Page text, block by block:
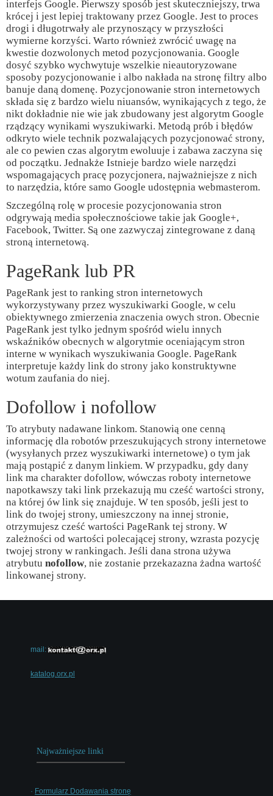
interfejs Google. Pierwszy sposób jest skuteczniejszy, trwa
krócej i jest lepiej traktowany przez Google. Jest to proces
drogi i długotrwały ale przynoszący w przyszłości
wymierne korzyści. Warto również zwrócić uwagę na
kwestie dozwolonych metod pozycjonowania. Google
dosyć szybko wychwytuje wszelkie nieautoryzowane
sposoby pozycjonowanie i albo nakłada na stronę filtry albo
banuje daną domenę. Pozycjonowanie stron internetowych
składa się z bardzo wielu niuansów, wynikających z tego, że
nikt dokładnie nie wie jak zbudowany jest algorytm Google
rządzący wynikami wyszukiwarki. Metodą prób i błędów
odkryto wiele technik pozwalających pozycjonować strony,
ale co pewien czas algorytm ewoluuje i zabawa zaczyna się
od początku. Jednakże Istnieje bardzo wiele narzędzi
wspomagających pracę pozycjonera, najważniejsze z nich
to narzędzia, które samo Google udostępnia webmasterom.
Szczególną rolę w procesie pozycjonowania stron
odgrywają media społecznościowe takie jak Google+,
Facebook, Twitter. Są one zazwyczaj zintegrowane z daną
stroną internetową.
PageRank lub PR
PageRank jest to ranking stron internetowych
wykorzystywany przez wyszukiwarki Google, w celu
obiektywnego zmierzenia znaczenia owych stron. Obecnie
PageRank jest tylko jednym spośród wielu innych
wskaźników obecnych w algorytmie oceniającym stron
interne w wynikach wyszukiwania Google. PageRank
interpretuje każdy link do strony jako konstruktywne
wotum zaufania do niej.
Dofollow i nofollow
To atrybuty nadawane linkom. Stanowią one cenną
informację dla robotów przeszukujących strony internetowe
(wysyłanych przez wyszukiwarki internetowe) o tym jak
mają postąpić z danym linkiem. W przypadku, gdy dany
link ma charakter dofollow, wówczas roboty internetowe
napotkawszy taki link przekazują mu cześć wartości strony,
na której ów link się znajduje. W ten sposób, jeśli jest to
link do twojej strony, umieszczony na innej stronie,
otrzymujesz cześć wartości PageRank tej strony. W
zależności od wartości polecającej strony, wzrasta pozycję
twojej strony w rankingach. Jeśli dana strona używa
atrybutu nofollow, nie zostanie przekazazna żadna wartość
linkowanej strony.
mail:
katalog.orx.pl
Najważniejsze linki
· Formularz Dodawania stronę